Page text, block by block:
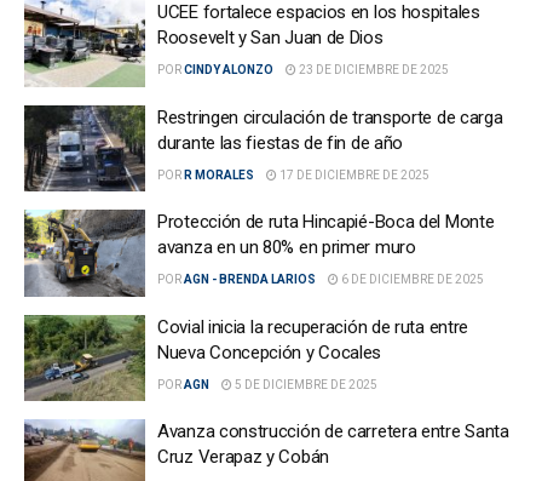
UCEE fortalece espacios en los hospitales
Roosevelt y San Juan de Dios
PORCINDY ALONZO 23 DE DICIEMBRE DE 2025
Restringen circulación de transporte de carga
durante las fiestas de fin de año
POR R MORALES 17 DE DICIEMBRE DE 2025
Protección de ruta Hincapié-Boca del Monte
avanza en un 80% en primer muro
PORAGN - BRENDA LARIOS 6 DE DICIEMBRE DE 2025
Covial inicia la recuperación de ruta entre
Nueva Concepción y Cocales
PORAGN 5 DE DICIEMBRE DE 2025
Avanza construcción de carretera entre Santa
Cruz Verapaz y Cobán